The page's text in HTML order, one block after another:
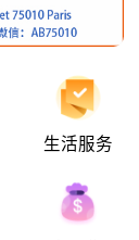
生活服务